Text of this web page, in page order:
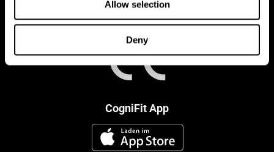
Allow selection
Deny
CogniFit App